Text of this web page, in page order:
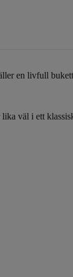
en livfull
väl i ett